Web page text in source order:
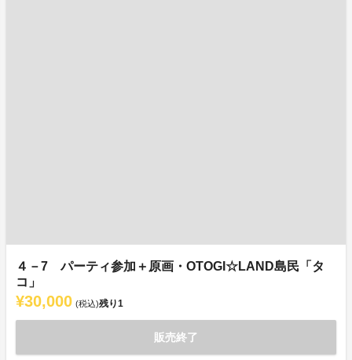
４－7 パーティ参加＋原画・OTOGI☆LAND島民「タ
コ」
¥30,000 (税込)残り1
販売終了